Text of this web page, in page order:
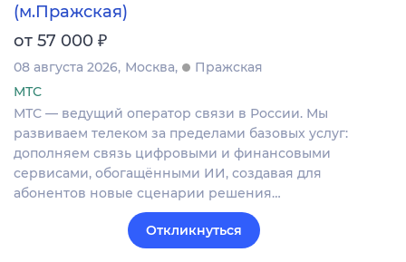
(м.Пражская)
от 57 000 ₽
08 августа 2026 Москва
Пражская
МТС
МТС — ведущий оператор связи в России. Мы
развиваем телеком за пределами базовых услуг:
дополняем связь цифровыми и финансовыми
сервисами, обогащёнными ИИ, создавая для
абонентов новые сценарии решения…
Откликнуться